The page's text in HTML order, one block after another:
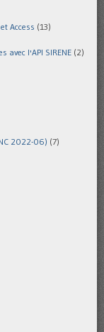
Access (13)
avec l'API SIRENE (2)
2022-06) (7)